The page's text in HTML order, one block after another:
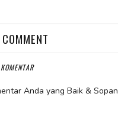
Anda yang Baik & Sopan